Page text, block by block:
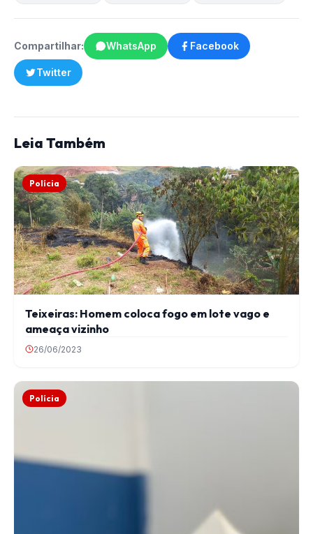
Compartilhar: WhatsApp Facebook
Twitter
Leia Também
Polícia
Teixeiras: Homem coloca fogo em lote vago e
ameaça vizinho
26/06/2023
Polícia